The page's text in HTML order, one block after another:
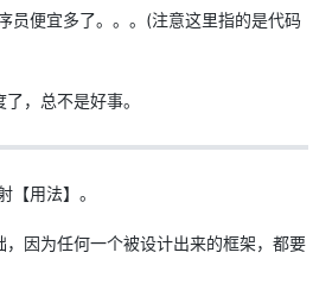
员便宜多了。。。(注意这里指的是代码
，总不是好事。
【用法】。
，因为任何一个被设计出来的框架，都要